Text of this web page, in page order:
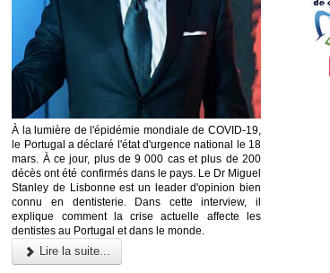
À la lumière de l'épidémie mondiale de COVID-19,
le Portugal a déclaré l'état d'urgence national le 18
mars. À ce jour, plus de 9 000 cas et plus de 200
décès ont été confirmés dans le pays. Le Dr Miguel
Stanley de Lisbonne est un leader d'opinion bien
connu en dentisterie. Dans cette interview, il
explique comment la crise actuelle affecte les
dentistes au Portugal et dans le monde.
Lire la suite...